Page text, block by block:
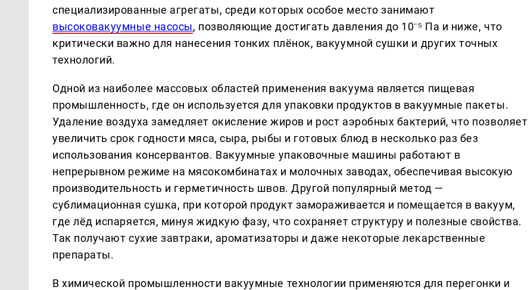
специализированные агрегаты, среди которых особое место занимают
высоковакуумные насосы, позволяющие достигать давления до 10⁻⁵ Па и ниже, что
критически важно для нанесения тонких плёнок, вакуумной сушки и других точных
технологий.
Одной из наиболее массовых областей применения вакуума является пищевая
промышленность, где он используется для упаковки продуктов в вакуумные пакеты.
Удаление воздуха замедляет окисление жиров и рост аэробных бактерий, что позволяет
увеличить срок годности мяса, сыра, рыбы и готовых блюд в несколько раз без
использования консервантов. Вакуумные упаковочные машины работают в
непрерывном режиме на мясокомбинатах и молочных заводах, обеспечивая высокую
производительность и герметичность швов. Другой популярный метод —
сублимационная сушка, при которой продукт замораживается и помещается в вакуум,
где лёд испаряется, минуя жидкую фазу, что сохраняет структуру и полезные свойства.
Так получают сухие завтраки, ароматизаторы и даже некоторые лекарственные
препараты.
В химической промышленности вакуумные технологии применяются для перегонки и